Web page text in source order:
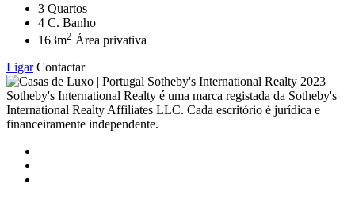
3 Quartos
4 C. Banho
163m2 Área privativa
Ligar Contactar
2023
Sotheby's International Realty é uma marca registada da Sotheby's
International Realty Affiliates LLC. Cada escritório é jurídica e
financeiramente independente.